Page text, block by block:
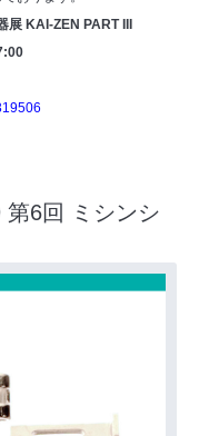
KAI-ZEN PART III
第6回 ミシンシ